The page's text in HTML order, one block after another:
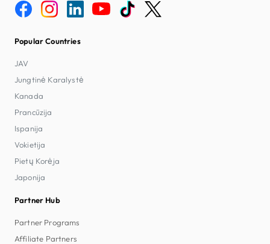
Popular Countries
JAV
Jungtinė Karalystė
Kanada
Prancūzija
Ispanija
Vokietija
Pietų Korėja
Japonija
Partner Hub
Partner Programs
Affiliate Partners